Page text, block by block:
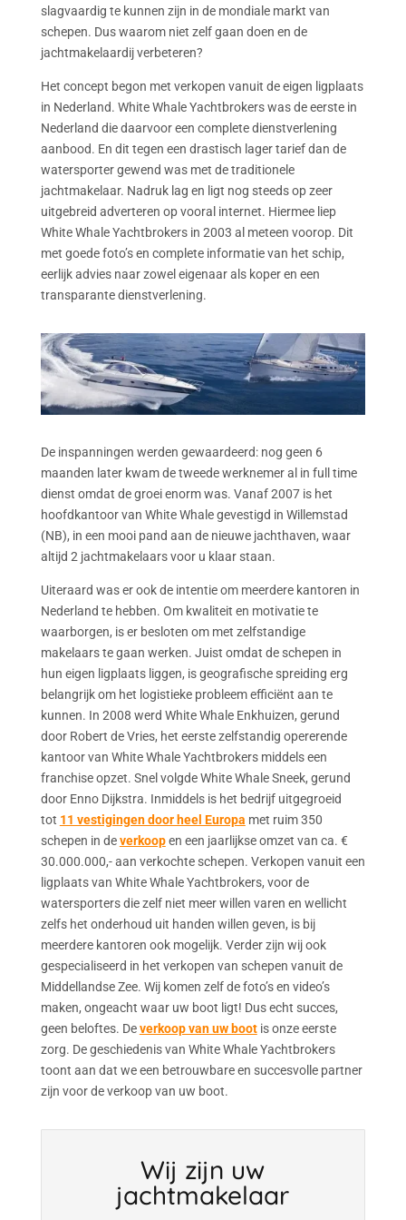
slagvaardig te kunnen zijn in de mondiale markt van
schepen. Dus waarom niet zelf gaan doen en de
jachtmakelaardij verbeteren?
Het concept begon met verkopen vanuit de eigen ligplaats
in Nederland. White Whale Yachtbrokers was de eerste in
Nederland die daarvoor een complete dienstverlening
aanbood. En dit tegen een drastisch lager tarief dan de
watersporter gewend was met de traditionele
jachtmakelaar. Nadruk lag en ligt nog steeds op zeer
uitgebreid adverteren op vooral internet. Hiermee liep
White Whale Yachtbrokers in 2003 al meteen voorop. Dit
met goede foto’s en complete informatie van het schip,
eerlijk advies naar zowel eigenaar als koper en een
transparante dienstverlening.
De inspanningen werden gewaardeerd: nog geen 6
maanden later kwam de tweede werknemer al in full time
dienst omdat de groei enorm was. Vanaf 2007 is het
hoofdkantoor van White Whale gevestigd in Willemstad
(NB), in een mooi pand aan de nieuwe jachthaven, waar
altijd 2 jachtmakelaars voor u klaar staan.
Uiteraard was er ook de intentie om meerdere kantoren in
Nederland te hebben. Om kwaliteit en motivatie te
waarborgen, is er besloten om met zelfstandige
makelaars te gaan werken. Juist omdat de schepen in
hun eigen ligplaats liggen, is geografische spreiding erg
belangrijk om het logistieke probleem efficiënt aan te
kunnen. In 2008 werd White Whale Enkhuizen, gerund
door Robert de Vries, het eerste zelfstandig opererende
kantoor van White Whale Yachtbrokers middels een
franchise opzet. Snel volgde White Whale Sneek, gerund
door Enno Dijkstra. Inmiddels is het bedrijf uitgegroeid
tot 11 vestigingen door heel Europa met ruim 350
schepen in deverkoop en een jaarlijkse omzet van ca. €
30.000.000,- aan verkochte schepen. Verkopen vanuit een
ligplaats van White Whale Yachtbrokers, voor de
watersporters die zelf niet meer willen varen en wellicht
zelfs het onderhoud uit handen willen geven, is bij
meerdere kantoren ook mogelijk. Verder zijn wij ook
gespecialiseerd in het verkopen van schepen vanuit de
Middellandse Zee. Wij komen zelf de foto’s en video’s
maken, ongeacht waar uw boot ligt! Dus echt succes,
geen beloftes. De verkoop van uw boot is onze eerste
zorg. De geschiedenis van White Whale Yachtbrokers
toont aan dat we een betrouwbare en succesvolle partner
zijn voor de verkoop van uw boot.
Wij zijn uw
jachtmakelaar